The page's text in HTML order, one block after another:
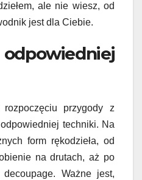
ale nie wiesz, od
jest dla Ciebie.
przygody z
techniki. Na
form rękodzieła, od
na drutach, aż po
Ważne jest,